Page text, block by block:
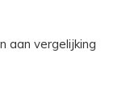
aan vergelijking